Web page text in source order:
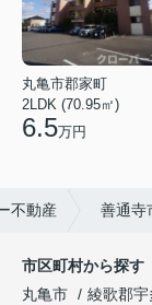
丸亀市郡家町
2LDK (70.95㎡)
6.5万円
不動産 善通寺
市区町村から探す
丸亀市
綾歌郡